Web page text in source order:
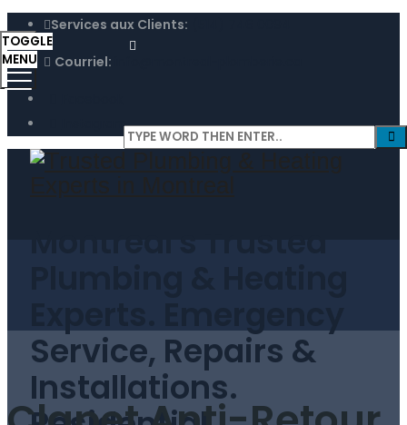
Services aux Clients:
Courriel:
Instagram
Service, Repairs &
Installations.
TOGGLE
MENU